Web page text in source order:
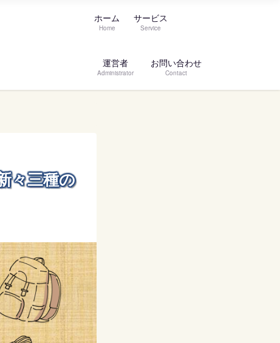
ホーム
Home
サービス
Service
運営者
Administrator
お問い合わせ
Contact
々三種の